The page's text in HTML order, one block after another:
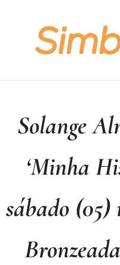
Solange
‘Minha
sábado (05)